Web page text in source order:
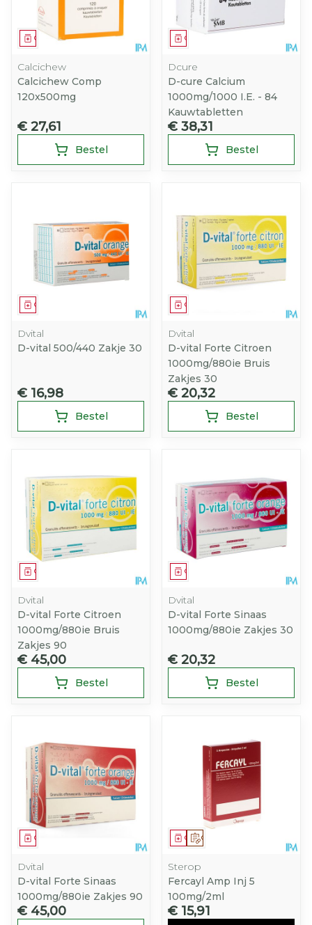
Geneesmiddel
Calcichew
Calcichew Comp
120x500mg
€ 27,61
Bestel
Geneesmiddel
Dcure
D-cure Calcium
1000mg/1000 I.E. - 84
Kauwtabletten
€ 38,31
Bestel
Geneesmiddel
Dvital
D-vital 500/440 Zakje 30
€ 16,98
Bestel
Geneesmiddel
Dvital
D-vital Forte Citroen
1000mg/880ie Bruis
Zakjes 30
€ 20,32
Bestel
Geneesmiddel
Dvital
D-vital Forte Citroen
1000mg/880ie Bruis
Zakjes 90
€ 45,00
Bestel
Geneesmiddel
Dvital
D-vital Forte Sinaas
1000mg/880ie Zakjes 30
€ 20,32
Bestel
Geneesmiddel
Dvital
D-vital Forte Sinaas
1000mg/880ie Zakjes 90
€ 45,00
Op voorschrift
Geneesmiddel
Sterop
Fercayl Amp Inj 5
100mg/2ml
€ 15,91